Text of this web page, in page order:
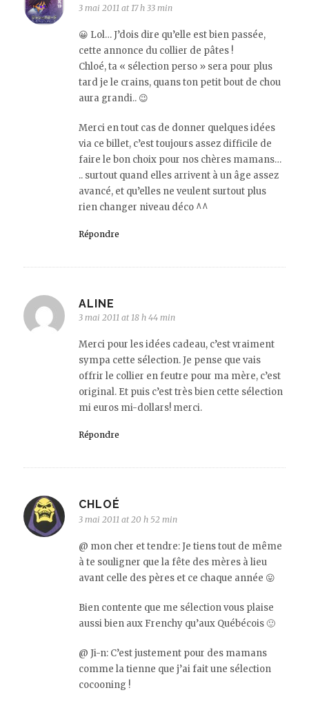
3 mai 2011 at 17 h 33 min
😀 Lol… J’dois dire qu’elle est bien passée,
cette annonce du collier de pâtes !
Chloé, ta « sélection perso » sera pour plus
tard je le crains, quans ton petit bout de chou
aura grandi.. 😉
Merci en tout cas de donner quelques idées
via ce billet, c’est toujours assez difficile de
faire le bon choix pour nos chères mamans…
.. surtout quand elles arrivent à un âge assez
avancé, et qu’elles ne veulent surtout plus
rien changer niveau déco ^^
Répondre
ALINE
3 mai 2011 at 18 h 44 min
Merci pour les idées cadeau, c’est vraiment
sympa cette sélection. Je pense que vais
offrir le collier en feutre pour ma mère, c’est
original. Et puis c’est très bien cette sélection
mi euros mi-dollars! merci.
Répondre
CHLOÉ
3 mai 2011 at 20 h 52 min
@ mon cher et tendre: Je tiens tout de même
à te souligner que la fête des mères à lieu
avant celle des pères et ce chaque année 😛
Bien contente que me sélection vous plaise
aussi bien aux Frenchy qu’aux Québécois 🙂
@ Ji-n: C’est justement pour des mamans
comme la tienne que j’ai fait une sélection
cocooning !